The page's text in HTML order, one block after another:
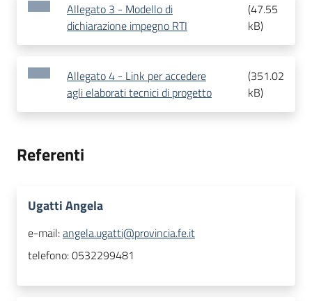
Allegato 3 - Modello di
dichiarazione impegno RTI
(47.55
kB)
Allegato 4 - Link per accedere
agli elaborati tecnici di progetto
(351.02
kB)
Referenti
Ugatti Angela
e-mail:angela.ugatti@provincia.fe.it
telefono:0532299481